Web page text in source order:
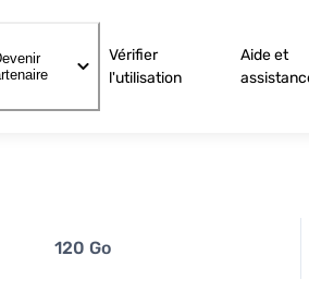
Vérifier
l'utilisation
Aide et
120 Go